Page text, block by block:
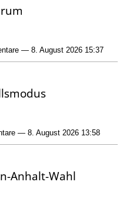
— 8. August 2026 15:37
— 8. August 2026 13:58
Anhalt-Wahl